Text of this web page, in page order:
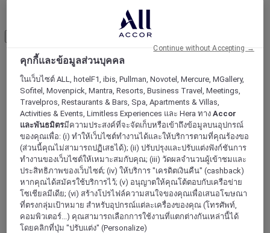
FORTALEZA, บราซิล
Mercure Fortaleza Meireles
คุกกี้และข้อมูลส่วนบุคคล
ในเว็บไซต์ ALL, hotelF1, ibis, Pullman, Novotel, Mercure, MGallery,
Sofitel, Movenpick, Mantra, Resorts, Business Travel, Meetings,
Travelpros, Restaurants & Bars, Spa, Apartments & Villas,
Activities & Events, Limitless Experiences และ Hera ทางAccor
และพันธมิตรมีความประสงค์ที่จะจัดเก็บหรือเข้าถึงข้อมูลบนอุปกรณ์
ของคุณเพื่อ: (i) ทำให้เว็บไซต์ทำงานได้และให้บริการตามที่คุณร้องขอ
(ส่วนนี้คุณไม่สามารถปฏิเสธได้); (ii) ปรับปรุงและปรับแต่งฟังก์ชันการ
ทำงานของเว็บไซต์ให้เหมาะสมกับคุณ; (iii) วัดผลจำนวนผู้เข้าชมและ
ประสิทธิภาพของเว็บไซต์; (iv) ให้บริการ "เครดิตเงินคืน" (cashback)
หากคุณได้สมัครใช้บริการไว้; (v) อนุญาตให้คุณโต้ตอบกับเครือข่าย
โซเชียลมีเดีย; (vi) สร้างโปรไฟล์ความสนใจของคุณเพื่อเสนอโฆษณา
ที่ตรงกลุ่มเป้าหมาย สำหรับอุปกรณ์แต่ละเครื่องของคุณ (โทรศัพท์,
คอมพิวเตอร์...) คุณสามารถเลือกการใช้งานที่แตกต่างกันเหล่านี้ได้
โดยคลิกที่ปุ่ม "ปรับแต่ง" (Personalize)
Continue without Accepting →